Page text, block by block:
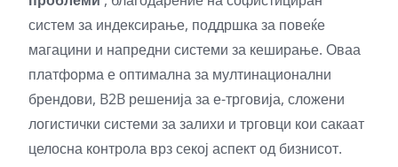
систем за индексирање, поддршка за повеќе
магацини и напредни системи за кеширање. Оваа
платформа е оптимална за мултинационални
брендови, B2B решенија за е-трговија, сложени
логистички системи за залихи и трговци кои сакаат
целосна контрола врз секој аспект од бизнисот.